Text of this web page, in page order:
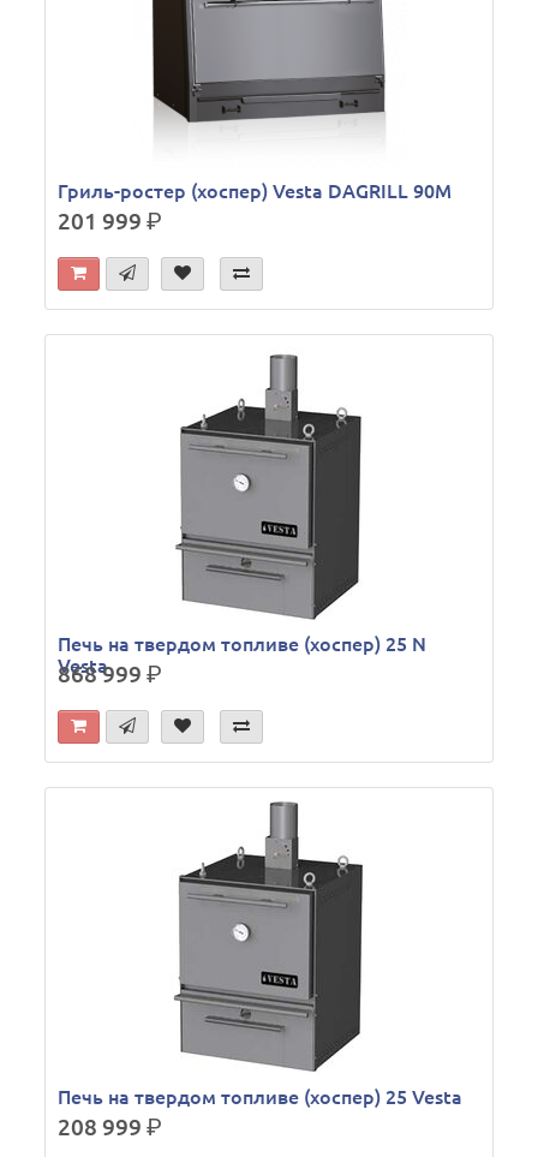
Гриль-ростер (хоспер) Vesta DAGRILL 90M
201 999р.
Печь на твердом топливе (хоспер) 25 N
Vesta
868 999р.
Печь на твердом топливе (хоспер) 25 Vesta
208 999р.